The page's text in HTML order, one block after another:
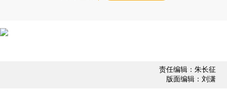
责任编辑：朱长征
版面编辑：刘潇